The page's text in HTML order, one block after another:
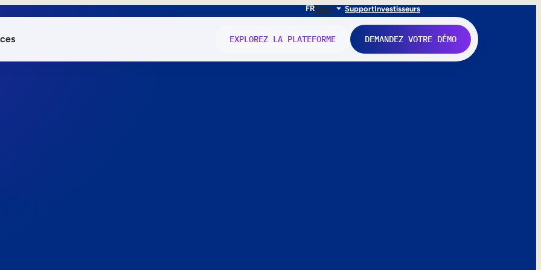
FRENIT SupportInvestisseurs
EXPLOREZ LA PLATEFORME DEMANDEZ VOTRE DÉMO